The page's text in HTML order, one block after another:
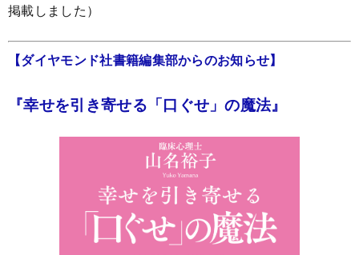
掲載しました）
【ダイヤモンド社書籍編集部からのお知らせ】
『幸せを引き寄せる「口ぐせ」の魔法』